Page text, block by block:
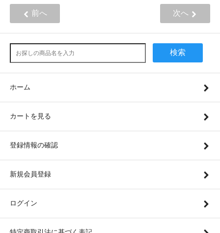
前へ 次へ
検索
ホーム
カートを見る
登録情報の確認
新規会員登録
ログイン